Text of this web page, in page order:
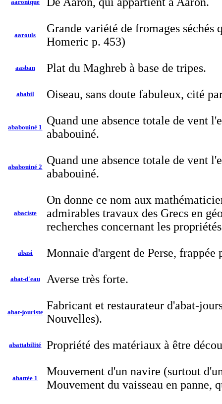
aaronique
aarouls
Grande variété de fromages séchés
Homeric p. 453)
aasban Plat du Maghreb à base de tripes.
ababil Oiseau, sans doute fabuleux, cité
ababouiné 1
Quand une absence totale de vent
ababouiné.
ababouiné 2
Quand une absence totale de vent
ababouiné.
abaciste
On donne ce nom aux
admirables travaux des Grecs en
recherches concernant les
abasi Monnaie d'argent de Perse,
abat-d'eau Averse très forte.
abat-jouriste
Fabricant et restaurateur d'abat-
Nouvelles).
abattabilité Propriété des matériaux à être
abattée 1
Mouvement d'un navire (surtout
Mouvement du vaisseau en panne,